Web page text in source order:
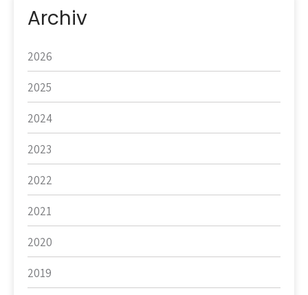
Archiv
2026
2025
2024
2023
2022
2021
2020
2019